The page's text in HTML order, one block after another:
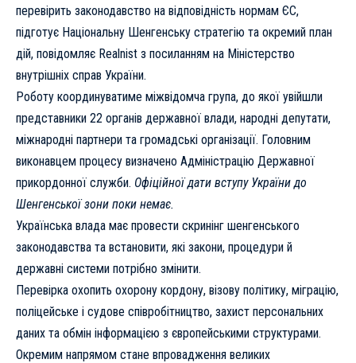
перевірить законодавство на відповідність нормам ЄС,
підготує Національну Шенгенську стратегію та окремий план
дій, повідомляє Realnist з посиланням на Міністерство
внутрішніх справ України.
Роботу координуватиме міжвідомча група, до якої увійшли
представники 22 органів державної влади, народні депутати,
міжнародні партнери та громадські організації. Головним
виконавцем процесу визначено Адміністрацію Державної
прикордонної служби. Офіційної дати вступу України до
Шенгенської зони поки немає.
Українська влада має провести скринінг шенгенського
законодавства та встановити, які закони, процедури й
державні системи потрібно змінити.
Перевірка охопить охорону кордону, візову політику, міграцію,
поліцейське і судове співробітництво, захист персональних
даних та обмін інформацією з європейськими структурами.
Окремим напрямом стане впровадження великих